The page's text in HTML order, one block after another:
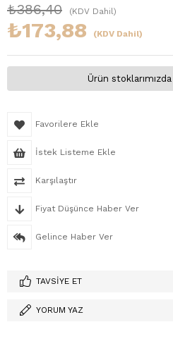
₺386,40 (KDV Dahil)
₺173,88 (KDV Dahil)
Ürün
Favorilere Ekle
İstek Listeme Ekle
Karşılaştır
Fiyat Düşünce Haber Ver
Gelince Haber Ver
TAVSIYE ET
YORUM YAZ